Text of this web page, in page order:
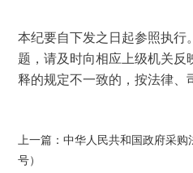
本纪要自下发之日起参照执行
题，请及时向相应上级机关反
释的规定不一致的，按法律、
上一篇：中华人民共和国政府采购
号）